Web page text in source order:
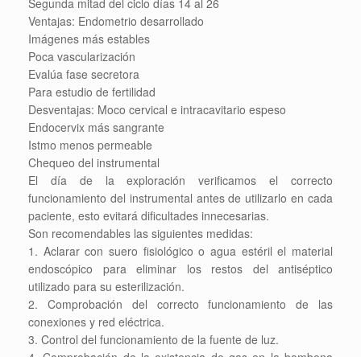
Segunda mitad del ciclo días 14 al 26
Ventajas: Endometrio desarrollado
Imágenes más estables
Poca vascularización
Evalúa fase secretora
Para estudio de fertilidad
Desventajas: Moco cervical e intracavitario espeso
Endocervix más sangrante
Istmo menos permeable
Chequeo del instrumental
El día de la exploración verificamos el correcto
funcionamiento del instrumental antes de utilizarlo en cada
paciente, esto evitará dificultades innecesarias.
Son recomendables las siguientes medidas:
1. Aclarar con suero fisiológico o agua estéril el material
endoscópico para eliminar los restos del antiséptico
utilizado para su esterilización.
2. Comprobación del correcto funcionamiento de las
conexiones y red eléctrica.
3. Control del funcionamiento de la fuente de luz.